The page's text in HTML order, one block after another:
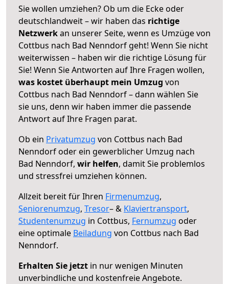
Sie wollen umziehen? Ob um die Ecke oder
deutschlandweit – wir haben das richtige
Netzwerkan unserer Seite, wenn es Umzüge von
Cottbus nach Bad Nenndorf geht! Wenn Sie nicht
weiterwissen – haben wir die richtige Lösung für
Sie! Wenn Sie Antworten auf Ihre Fragen wollen,
was kostet überhaupt mein Umzug von
Cottbus nach Bad Nenndorf – dann wählen Sie
sie uns, denn wir haben immer die passende
Antwort auf Ihre Fragen parat.
Ob ein Privatumzug von Cottbus nach Bad
Nenndorf oder ein gewerblicher Umzug nach
Bad Nenndorf, wir helfen, damit Sie problemlos
und stressfrei umziehen können.
Allzeit bereit für Ihren Firmenumzug,
Seniorenumzug, Tresor– & Klaviertransport,
Studentenumzug in Cottbus, Fernumzug oder
eine optimale Beiladung von Cottbus nach Bad
Nenndorf.
Erhalten Sie jetzt in nur wenigen Minuten
unverbindliche und kostenfreie Angebote.